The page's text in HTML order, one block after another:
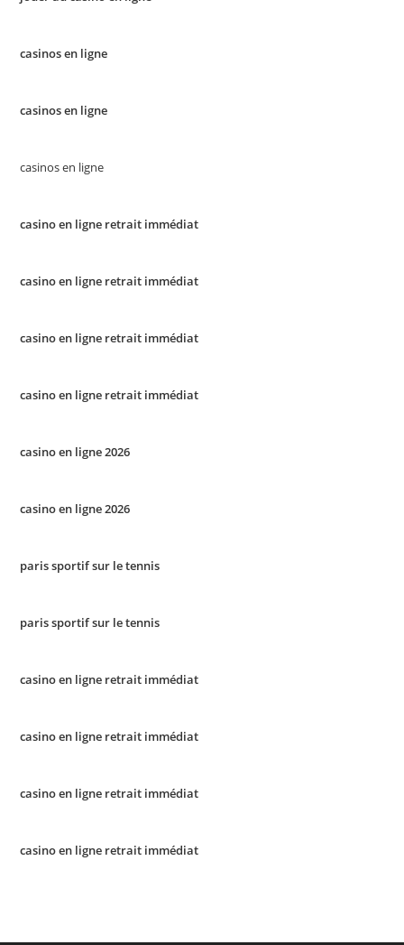
casinos en ligne
casinos en ligne
casinos en ligne
casino en ligne retrait immédiat
casino en ligne retrait immédiat
casino en ligne retrait immédiat
casino en ligne retrait immédiat
casino en ligne 2026
casino en ligne 2026
paris sportif sur le tennis
paris sportif sur le tennis
casino en ligne retrait immédiat
casino en ligne retrait immédiat
casino en ligne retrait immédiat
casino en ligne retrait immédiat